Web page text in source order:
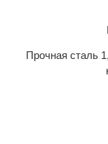
Прочная сталь